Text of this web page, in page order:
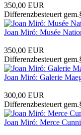
350,00 EUR
Differenzbesteuert
Joan Miró: Musée
350,00 EUR
Differenzbesteuert
Joan Miró: Galerie
300,00 EUR
Differenzbesteuert
Joan Miró: Merce